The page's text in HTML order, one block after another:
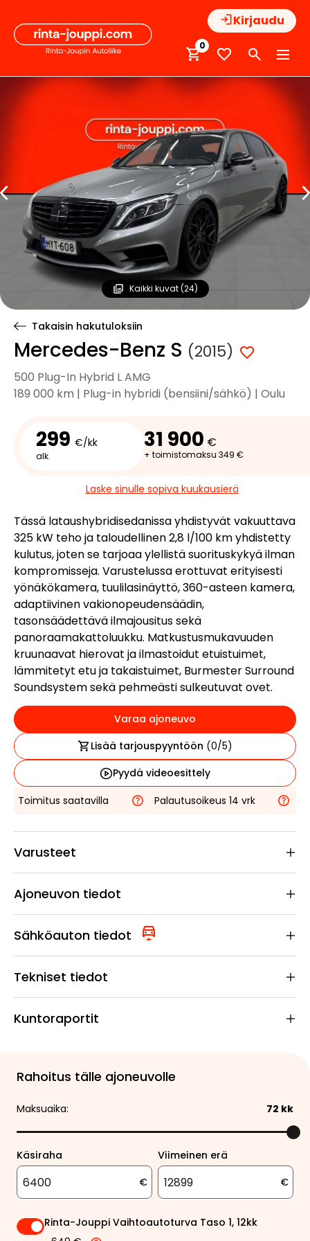
sisältöön
Kirjaudu
0
Kaikki kuvat (24)
Takaisin hakutuloksiin
Mercedes-Benz S (2015)
500 Plug-In Hybrid L AMG
189 000 km | Plug-in hybridi (bensiini/sähkö) | Oulu
299 €/kk
alk.
31 900 €
+ toimistomaksu 349 €
Laske sinulle sopiva kuukausierä
Tässä lataushybridisedanissa yhdistyvät vakuuttava
325 kW teho ja taloudellinen 2,8 l/100 km yhdistetty
kulutus, joten se tarjoaa ylellistä suorituskykyä ilman
kompromisseja. Varustelussa erottuvat erityisesti
yönäkökamera, tuulilasinäyttö, 360-asteen kamera,
adaptiivinen vakionopeudensäädin,
tasonsäädettävä ilmajousitus sekä
panoraamakattoluukku. Matkustusmukavuuden
kruunaavat hierovat ja ilmastoidut etuistuimet,
lämmitetyt etu ja takaistuimet, Burmester Surround
Soundsystem sekä pehmeästi sulkeutuvat ovet.
Varaa ajoneuvo
Lisää tarjouspyyntöön (0/5)
Pyydä videoesittely
Toimitus saatavilla
Palautusoikeus 14 vrk
Varusteet
Ajoneuvon tiedot
Sähköauton tiedot
Tekniset tiedot
Kuntoraportit
Rahoitus tälle ajoneuvolle
Maksuaika: 72 kk
Käsiraha
€
Viimeinen erä
€
Rinta-Jouppi Vaihtoautoturva Taso 1, 12kk